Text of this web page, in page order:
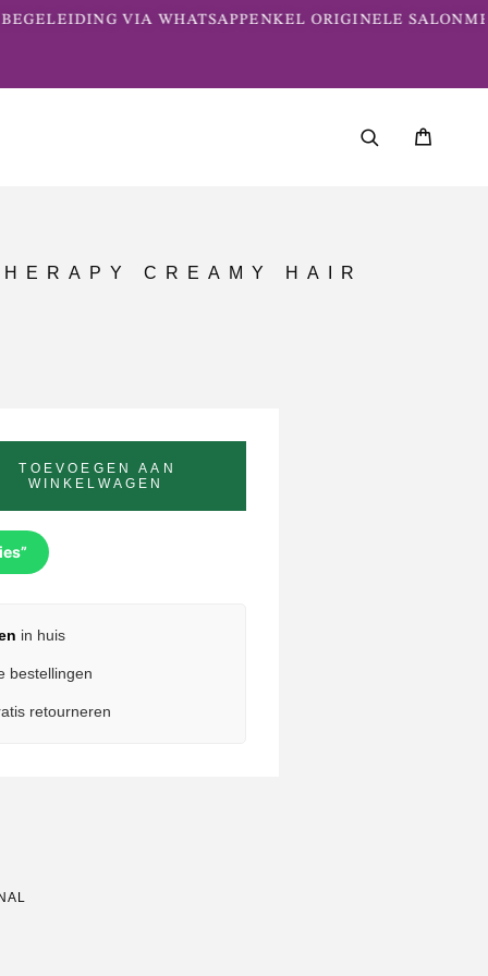
VIA WHATSAPPENKEL ORIGINELE
CREAMY HAIR
TOEVOEGEN AAN
WINKELWAGEN
in huis
bestellingen
retourneren